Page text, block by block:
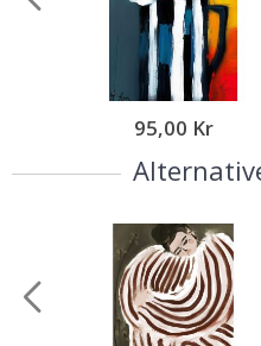
95,00 Kr